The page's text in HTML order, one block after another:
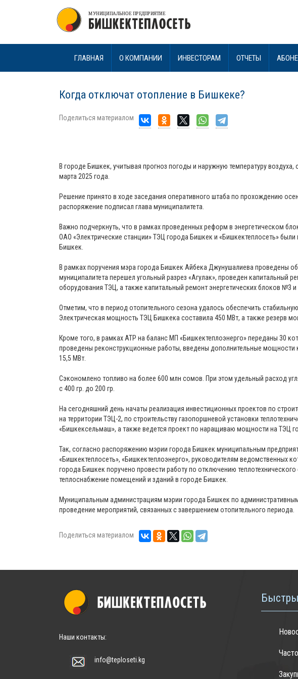
ГЛАВНАЯ О КОМПАНИИ ИНВЕСТОРАМ ОТЧЕТЫ
Когда отключат отопление в Бишкеке?
Поделиться материалом
В городе Бишкек, учитывая прогноз погоды и наружную температуру
марта 2025 года.
Решение принято в ходе заседания оперативного штаба по прохождению
распоряжение подписал глава муниципалитета.
Важно подчеркнуть, что в рамках проведенных реформ в энергетическом
ОАО «Электрические станции» ТЭЦ города Бишкек и «Бишкектеплосеть»
Бишкек.
В рамках поручения мэра города Бишкек Айбека Джунушалиева проведены
муниципалитета перешел угольный разрез «Агулак», проведен капитальный
оборудования ТЭЦ, а также капитальный ремонт энергетических блоков №3
Отметим, что в период отопительного сезона удалось обеспечить
Электрическая мощность ТЭЦ Бишкека составила 450 МВт, а также резерв
Кроме того, в рамках АТР на баланс МП «Бишкектеплоэнерго» переданы 30
проведены реконструкционные работы, введены дополнительные мощности
15,5 МВт.
Сэкономлено топливо на более 600 млн сомов. При этом удельный расход
с 400 гр. до 200 гр.
На сегодняшний день начаты реализация инвестиционных проектов по
на территории ТЭЦ-2, по строительству газопоршневой установки
«Бишкексельмаш», а также ведется проект по наращиваю мощности на ТЭЦ
Так, согласно распоряжению мэрии города Бишкек муниципальным
«Бишкектеплосеть», «Бишкектеплоэнерго», руководителям ведомственных
города Бишкек поручено провести работу по отключению
теплоснабжение помещений и зданий в городе Бишкек.
Муниципальным администрациям мэрии города Бишкек по
проведение мероприятий, связанных с завершением отопительного периода.
Поделиться материалом
Наши контакты:
info@teploseti.kg